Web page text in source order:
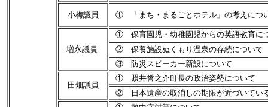
小梅議員 ① 「まち・まるごとホテル」の考えにつ
増永議員
① 保育園児・幼稚園児からの英語教育に
② 保養施設ぬくもり温泉の存続について
③ 防災スピーカー新設について
田畑議員
① 照井誉之介町長の政治姿勢について
② 日本遺産の取消しの期限が近づいてい